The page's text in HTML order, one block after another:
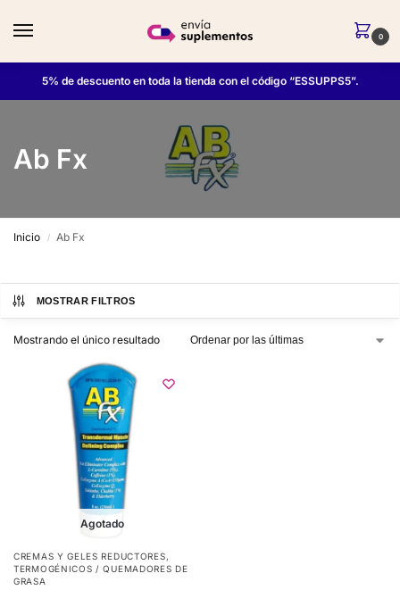
0
5% de descuento en toda la tienda con el código “ESSUPPS5”.
Ab Fx
Inicio / Ab Fx
MOSTRAR FILTROS
Mostrando el único resultado
Agotado
CREMAS Y GELES REDUCTORES,
TERMOGÉNICOS / QUEMADORES DE
GRASA